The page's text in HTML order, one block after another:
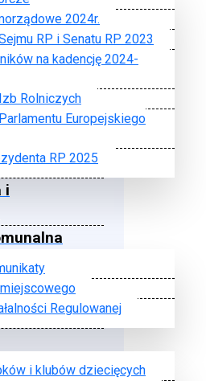
2024r.
RP i Senatu RP 2023
na kadencję 2024-
Rolniczych
Europejskiego
RP 2025
i
Regulowanej
i klubów dziecięcych